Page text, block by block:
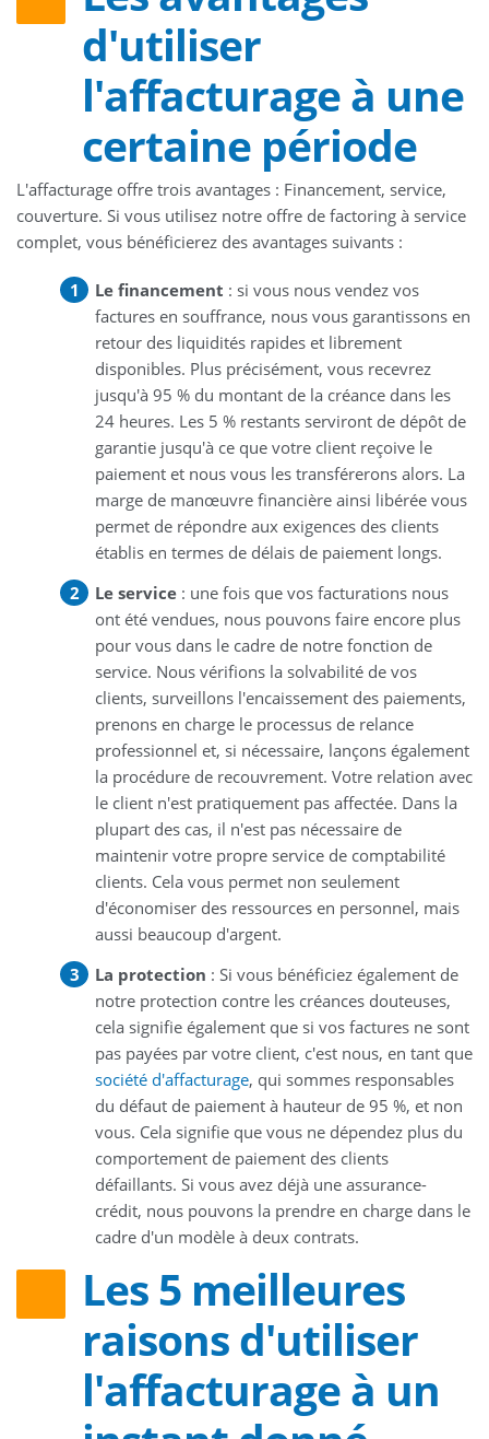
d'utiliser
l'affacturage à une
certaine période
L'affacturage offre trois avantages : Financement, service,
couverture. Si vous utilisez notre offre de factoring à service
complet, vous bénéficierez des avantages suivants :
Le financement : si vous nous vendez vos
factures en souffrance, nous vous garantissons en
retour des liquidités rapides et librement
disponibles. Plus précisément, vous recevrez
jusqu'à 95 % du montant de la créance dans les
24 heures. Les 5 % restants serviront de dépôt de
garantie jusqu'à ce que votre client reçoive le
paiement et nous vous les transférerons alors. La
marge de manœuvre financière ainsi libérée vous
permet de répondre aux exigences des clients
établis en termes de délais de paiement longs.
Le service : une fois que vos facturations nous
ont été vendues, nous pouvons faire encore plus
pour vous dans le cadre de notre fonction de
service. Nous vérifions la solvabilité de vos
clients, surveillons l'encaissement des paiements,
prenons en charge le processus de relance
professionnel et, si nécessaire, lançons également
la procédure de recouvrement. Votre relation avec
le client n'est pratiquement pas affectée. Dans la
plupart des cas, il n'est pas nécessaire de
maintenir votre propre service de comptabilité
clients. Cela vous permet non seulement
d'économiser des ressources en personnel, mais
aussi beaucoup d'argent.
La protection : Si vous bénéficiez également de
notre protection contre les créances douteuses,
cela signifie également que si vos factures ne sont
pas payées par votre client, c'est nous, en tant que
société d'affacturage, qui sommes responsables
du défaut de paiement à hauteur de 95 %, et non
vous. Cela signifie que vous ne dépendez plus du
comportement de paiement des clients
défaillants. Si vous avez déjà une assurance-
crédit, nous pouvons la prendre en charge dans le
cadre d'un modèle à deux contrats.
Les 5 meilleures
raisons d'utiliser
l'affacturage à un